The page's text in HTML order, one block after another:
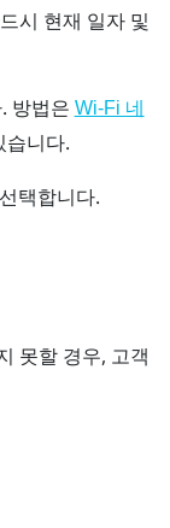
시 현재 일자 및
방법은 Wi‍-Fi 네
습니다.
택합니다.
못할 경우, 고객